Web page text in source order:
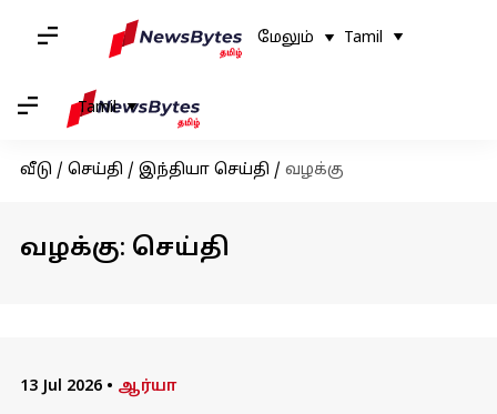
மேலும் Tamil
Tamil
வீடு / செய்தி / இந்தியா செய்தி / வழக்கு
வழக்கு: செய்தி
13 Jul 2026 • ஆர்யா